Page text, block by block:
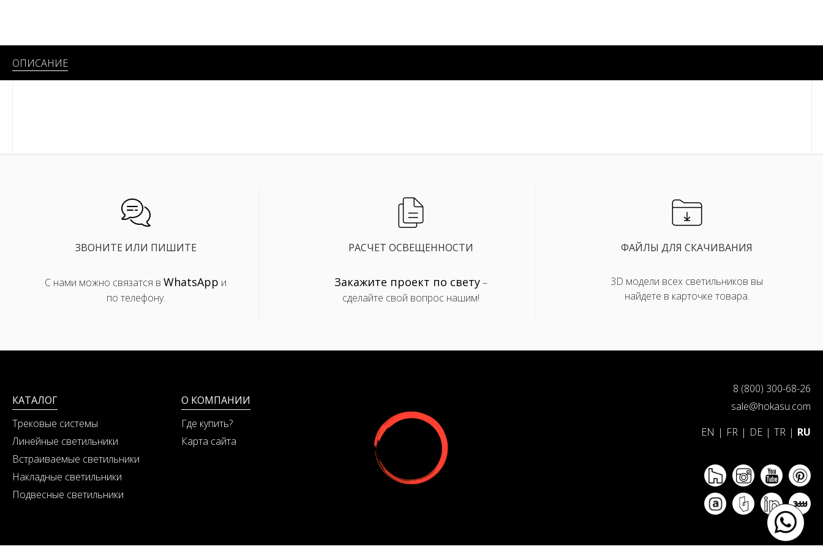
348.0
ОПИСАНИЕ
ЗВОНИТЕ ИЛИ ПИШИТЕ
С нами можно связатся вWhatsApp и
по телефону.
РАСЧЕТ ОСВЕЩЕННОСТИ
Закажите проект по свету–
сделайте свой вопрос нашим!
ФАЙЛЫ ДЛЯ СКАЧИВАНИЯ
3D модели всех светильников вы
найдете в карточке товара.
КАТАЛОГ
Трековые системы
Линейные светильники
Встраиваемые светильники
Накладные светильники
Подвесные светильники
О КОМПАНИИ
Где купить?
Карта сайта
8 (800) 300-68-26
sale@hokasu.com
EN | FR | DE | TR | RU